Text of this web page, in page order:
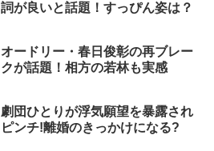
詞が良いと話題！すっぴん姿は？
オードリー・春日俊彰の再ブレー
クが話題！相方の若林も実感
劇団ひとりが浮気願望を暴露され
ピンチ!離婚のきっかけになる?